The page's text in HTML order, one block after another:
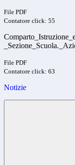
File PDF
Contatore click: 55
File PDF
Contatore click: 63
Notizie